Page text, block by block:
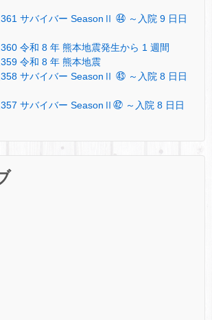
サバイバー SeasonⅡ ㊹ ～入院 9 日日
令和 8 年 熊本地震発生から 1 週間
令和 8 年 熊本地震
サバイバー SeasonⅡ ㊸ ～入院 8 日日
サバイバー SeasonⅡ㊷ ～入院 8 日日